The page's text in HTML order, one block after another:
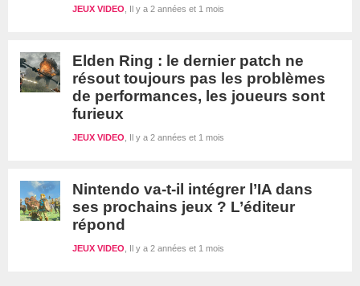
Il y a 2 années et 1 mois
JEUX VIDEO
Elden Ring : le dernier patch ne
résout toujours pas les problèmes
de performances, les joueurs sont
furieux
Il y a 2 années et 1 mois
JEUX VIDEO
Nintendo va-t-il intégrer l’IA dans
ses prochains jeux ? L’éditeur
répond
Il y a 2 années et 1 mois
JEUX VIDEO